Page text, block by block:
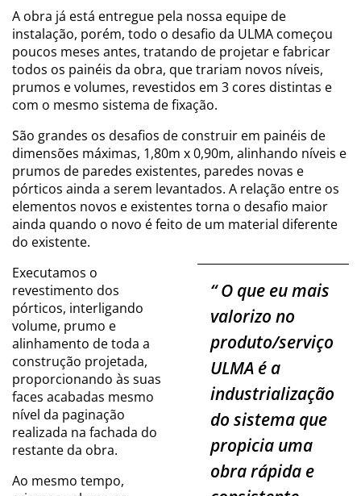
A obra já está entregue pela nossa equipe de
instalação, porém, todo o desafio da ULMA começou
poucos meses antes, tratando de projetar e fabricar
todos os painéis da obra, que trariam novos níveis,
prumos e volumes, revestidos em 3 cores distintas e
com o mesmo sistema de fixação.
São grandes os desafios de construir em painéis de
dimensões máximas, 1,80m x 0,90m, alinhando níveis e
prumos de paredes existentes, paredes novas e
pórticos ainda a serem levantados. A relação entre os
elementos novos e existentes torna o desafio maior
ainda quando o novo é feito de um material diferente
do existente.
“O que eu mais
valorizo no
produto/serviço
ULMA é a
industrialização
do sistema que
propicia uma
obra rápida e
Executamos o
revestimento dos
pórticos, interligando
volume, prumo e
alinhamento de toda a
construção projetada,
proporcionando às suas
faces acabadas mesmo
nível da paginação
realizada na fachada do
restante da obra.
Ao mesmo tempo,